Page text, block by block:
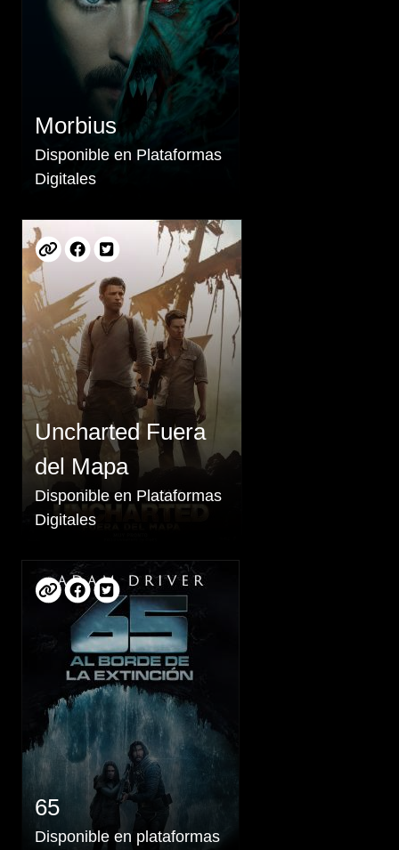
Morbius
Disponible en Plataformas
Digitales
Uncharted Fuera
del Mapa
Disponible en Plataformas
Digitales
65
Disponible en plataformas